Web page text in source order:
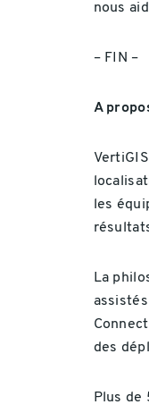
nous
– FIN –
A
les
La
des
Plus